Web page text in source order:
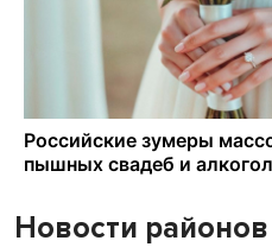
Новости районов